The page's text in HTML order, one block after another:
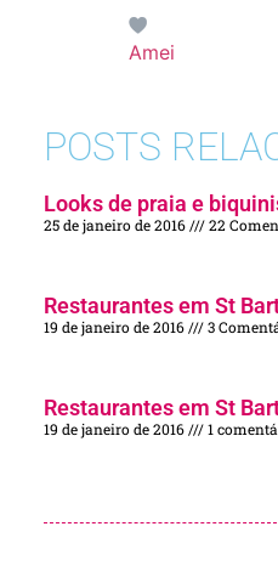
Amei
POSTS
Looks de praia e
25 de janeiro de 2016 22
Restaurantes em St
19 de janeiro de 2016 3
Restaurantes em St
19 de janeiro de 2016 1